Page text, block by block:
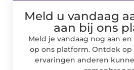
Meld u vandaag
aan bij ons
Meld je vandaag nog aan
op ons platform. Ontdek
ervaringen anderen